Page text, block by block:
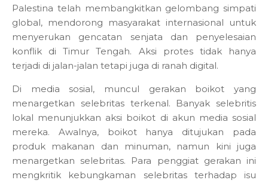
Palestina telah membangkitkan gelombang simpati
global, mendorong masyarakat internasional untuk
menyerukan gencatan senjata dan penyelesaian
konflik di Timur Tengah. Aksi protes tidak hanya
terjadi di jalan-jalan tetapi juga di ranah digital.
Di media sosial, muncul gerakan boikot yang
menargetkan selebritas terkenal. Banyak selebritis
lokal menunjukkan aksi boikot di akun media sosial
mereka. Awalnya, boikot hanya ditujukan pada
produk makanan dan minuman, namun kini juga
menargetkan selebritas. Para penggiat gerakan ini
mengkritik kebungkaman selebritas terhadap isu